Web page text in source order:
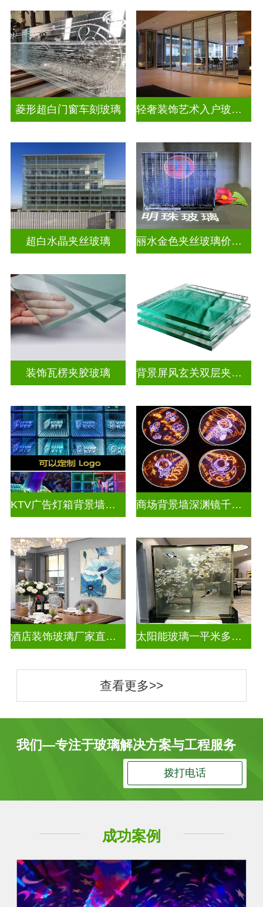
菱形超白门窗车刻玻璃 轻奢装饰艺术入户玻璃屏风隔断
超白水晶夹丝玻璃 丽水金色夹丝玻璃价钱表
装饰瓦楞夹胶玻璃 背景屏风玄关双层夹娟玻璃
KTV广告灯箱背景墙定制做千层镜 商场背景墙深渊镜千层镜
酒店装饰玻璃厂家直销批发 太阳能玻璃一平米多少钱
查看更多>>
我们—专注于玻璃解决方案与工程服务
拨打电话
成功案例